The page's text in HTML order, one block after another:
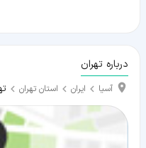
درباره تهران
آسیا ایران استان تهران